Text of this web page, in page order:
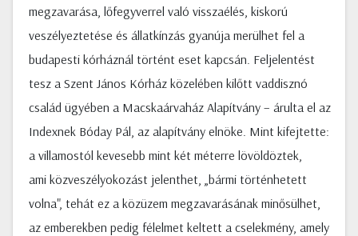
megzavarása, lőfegyverrel való visszaélés, kiskorú
veszélyeztetése és állatkínzás gyanúja merülhet fel a
budapesti kórháznál történt eset kapcsán. Feljelentést
tesz a Szent János Kórház közelében kilőtt vaddisznó
család ügyében a Macskaárvaház Alapítvány – árulta el az
Indexnek Bóday Pál, az alapítvány elnöke. Mint kifejtette:
a villamostól kevesebb mint két méterre lövöldöztek,
ami közveszélyokozást jelenthet, „bármi történhetett
volna", tehát ez a közüzem megzavarásának minősülhet,
az emberekben pedig félelmet keltett a cselekmény, amely